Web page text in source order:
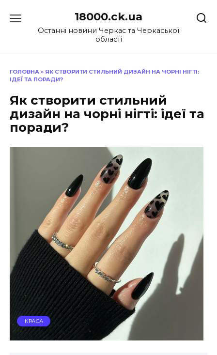
до
18000.ck.ua
Останні новини Черкас та Черкаської
області
ГОЛОВНА » ЯК СТВОРИТИ СТИЛЬНИЙ ДИЗАЙН НА ЧОРНІ НІГТІ:
ІДЕЇ ТА ПОРАДИ?
Як створити стильний
дизайн на чорні нігті: ідеї та
поради?
КРАСА